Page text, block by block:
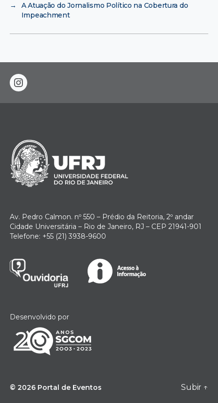
→
A Atuação do Jornalismo Político na Cobertura do
Impeachment
instagram
Av. Pedro Calmon. nº 550 – Prédio da Reitoria, 2º andar
Cidade Universitária – Rio de Janeiro, RJ – CEP 21941-901
Telefone: +55 (21) 3938-9600
Desenvolvido por
© 2026 Portal de Eventos Subir ↑